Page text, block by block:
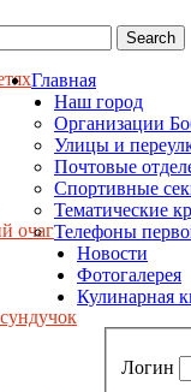
очаг
Главная
Наш город
Организации
Улицы и
Почтовые
Спортивные
Тематические
Телефоны
Новости
Фотогалерея
Кулинарная
Логин